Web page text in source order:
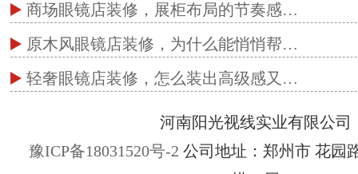
商场眼镜店装修，展柜布局的节奏感…
原木风眼镜店装修，为什么能悄悄帮…
轻奢眼镜店装修，怎么装出高级感又…
河南阳光视线实业有限公司
豫ICP备18031520号-2 公司地址：郑州市 花园